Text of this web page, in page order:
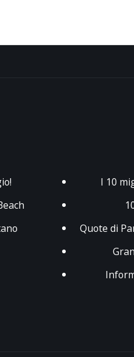
I 10
Quote di